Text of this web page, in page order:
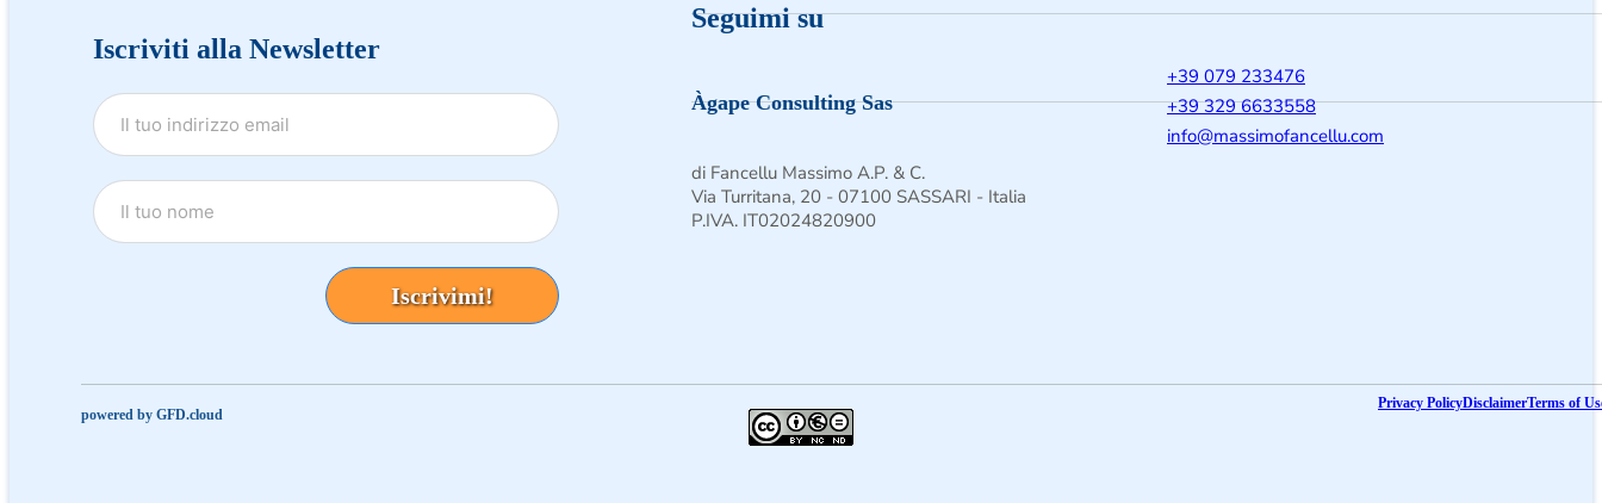
Iscriviti alla Newsletter
Iscrivimi!
Seguimi suSeguimi su Facebook
Follow us on Instagram
Follow us on X
Àgape Consulting Sas
di Fancellu Massimo A.P. & C.
Via Turritana, 20 - 07100 SASSARI - Italia
P.IVA. IT02024820900
+39 079 233476
+39 329 6633558
moc.ullecnafomissam
@ofni
powered by GFD.cloud
Privacy PolicyDisclaimerTerms of